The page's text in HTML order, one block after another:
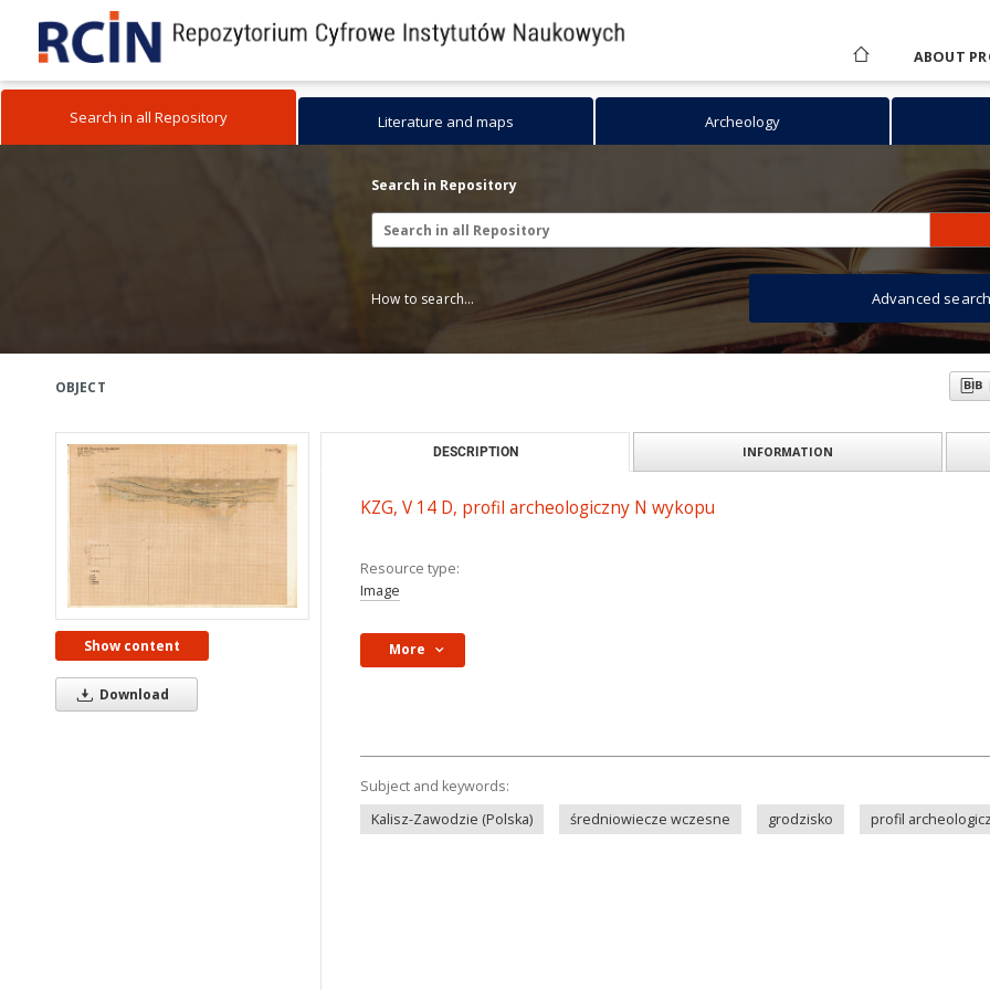
ABOUT
Search in all Repository Literature and maps Archeology
Search in Repository
How to search... Advanced
OBJECT
Show content
Download
DESCRIPTION INFORMATION
KZG, V 14 D, profil archeologiczny N wykopu
Resource type:
Image
More
Subject and keywords:
Kalisz-Zawodzie (Polska)
średniowiecze wczesne grodzisko profil